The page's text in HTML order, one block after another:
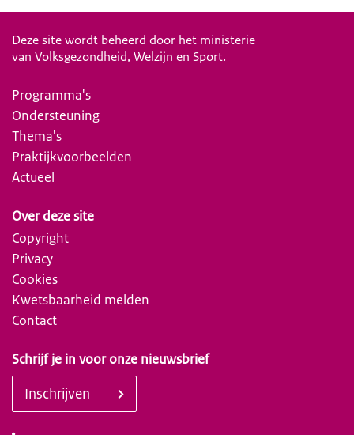
Deze site wordt beheerd door het ministerie
van Volksgezondheid, Welzijn en Sport.
Programma's
Ondersteuning
Thema's
Praktijkvoorbeelden
Actueel
Over deze site
Copyright
Privacy
Cookies
Kwetsbaarheid melden
Contact
Schrijf je in voor onze nieuwsbrief
Inschrijven